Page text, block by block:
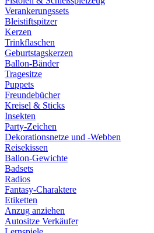
Verankerungssets
Bleistiftspitzer
Kerzen
Trinkflaschen
Geburtstagskerzen
Ballon-Bänder
Tragesitze
Puppets
Freundebücher
Kreisel & Sticks
Insekten
Party-Zeichen
Dekorationsnetze und -Webben
Reisekissen
Ballon-Gewichte
Badsets
Radios
Fantasy-Charaktere
Etiketten
Anzug anziehen
Autositze Verkäufer